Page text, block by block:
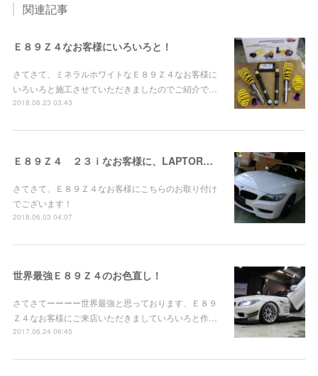
関連記事
Ｅ８９Ｚ４なお客様にいろいろと！
さてさて、ミネラルホワイトなＥ８９Ｚ４なお客様に
いろいろと施工させていただきましたのでご紹介で…
2018.06.23 03:43
Ｅ８９Ｚ４ ２３ｉなお客様に、LAPTORRマフラーお取り付け！
さてさて、Ｅ８９Ｚ４なお客様にこちらのお取り付け
でございます！
2018.06.03 04:07
世界最強Ｅ８９Ｚ４のお色直し！
さてさてーーーー世界最強と思っております、Ｅ８９
Ｚ４なお客様にご来店いただきましていろいろと作…
2017.06.24 06:45